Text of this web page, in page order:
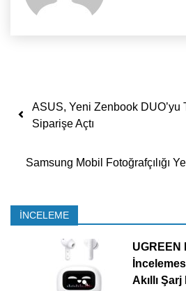
Yazı dolaşımı
ASUS, Yeni Zenbook DUO’yu
Siparişe Açtı
Samsung Mobil Fotoğrafçılığı
İNCELEME
Akıllı